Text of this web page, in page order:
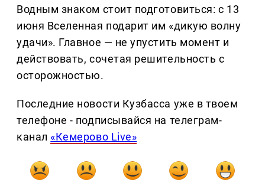
Водным знаком стоит подготовиться: с 13
июня Вселенная подарит им «дикую волну
удачи». Главное — не упустить момент и
действовать, сочетая решительность с
осторожностью.
Последние новости Кузбасса уже в твоем
телефоне - подписывайся на телеграм-
канал «Кемерово Live»